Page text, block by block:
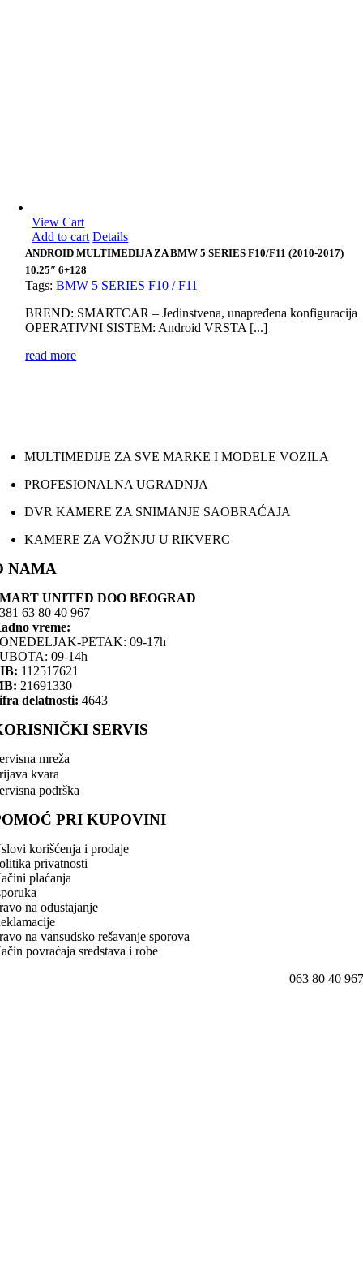
View Cart
Add to cart Details
ANDROID MULTIMEDIJA ZA BMW 5 SERIES F10/F11 (2010-2017)
10.25″ 6+128
Tags:BMW 5 SERIES F10 / F11 |
BREND: SMARTCAR – Jedinstvena, unapređena konfiguracija
OPERATIVNI SISTEM: Android VRSTA [...]
read more
MULTIMEDIJE ZA SVE MARKE I MODELE VOZILA
PROFESIONALNA UGRADNJA
DVR KAMERE ZA SNIMANJE SAOBRAĆAJA
KAMERE ZA VOŽNJU U RIKVERC
NAMA
UNITED DOO BEOGRAD
63 80 40 967
vreme:
PETAK: 09-17h
09-14h
112517621
21691330
delatnosti: 4643
SERVIS
mreža
kvara
podrška
PRI KUPOVINI
korišćenja i prodaje
privatnosti
plaćanja
na odustajanje
na vansudsko rešavanje sporova
povraćaja sredstava i robe
063 80 40 967